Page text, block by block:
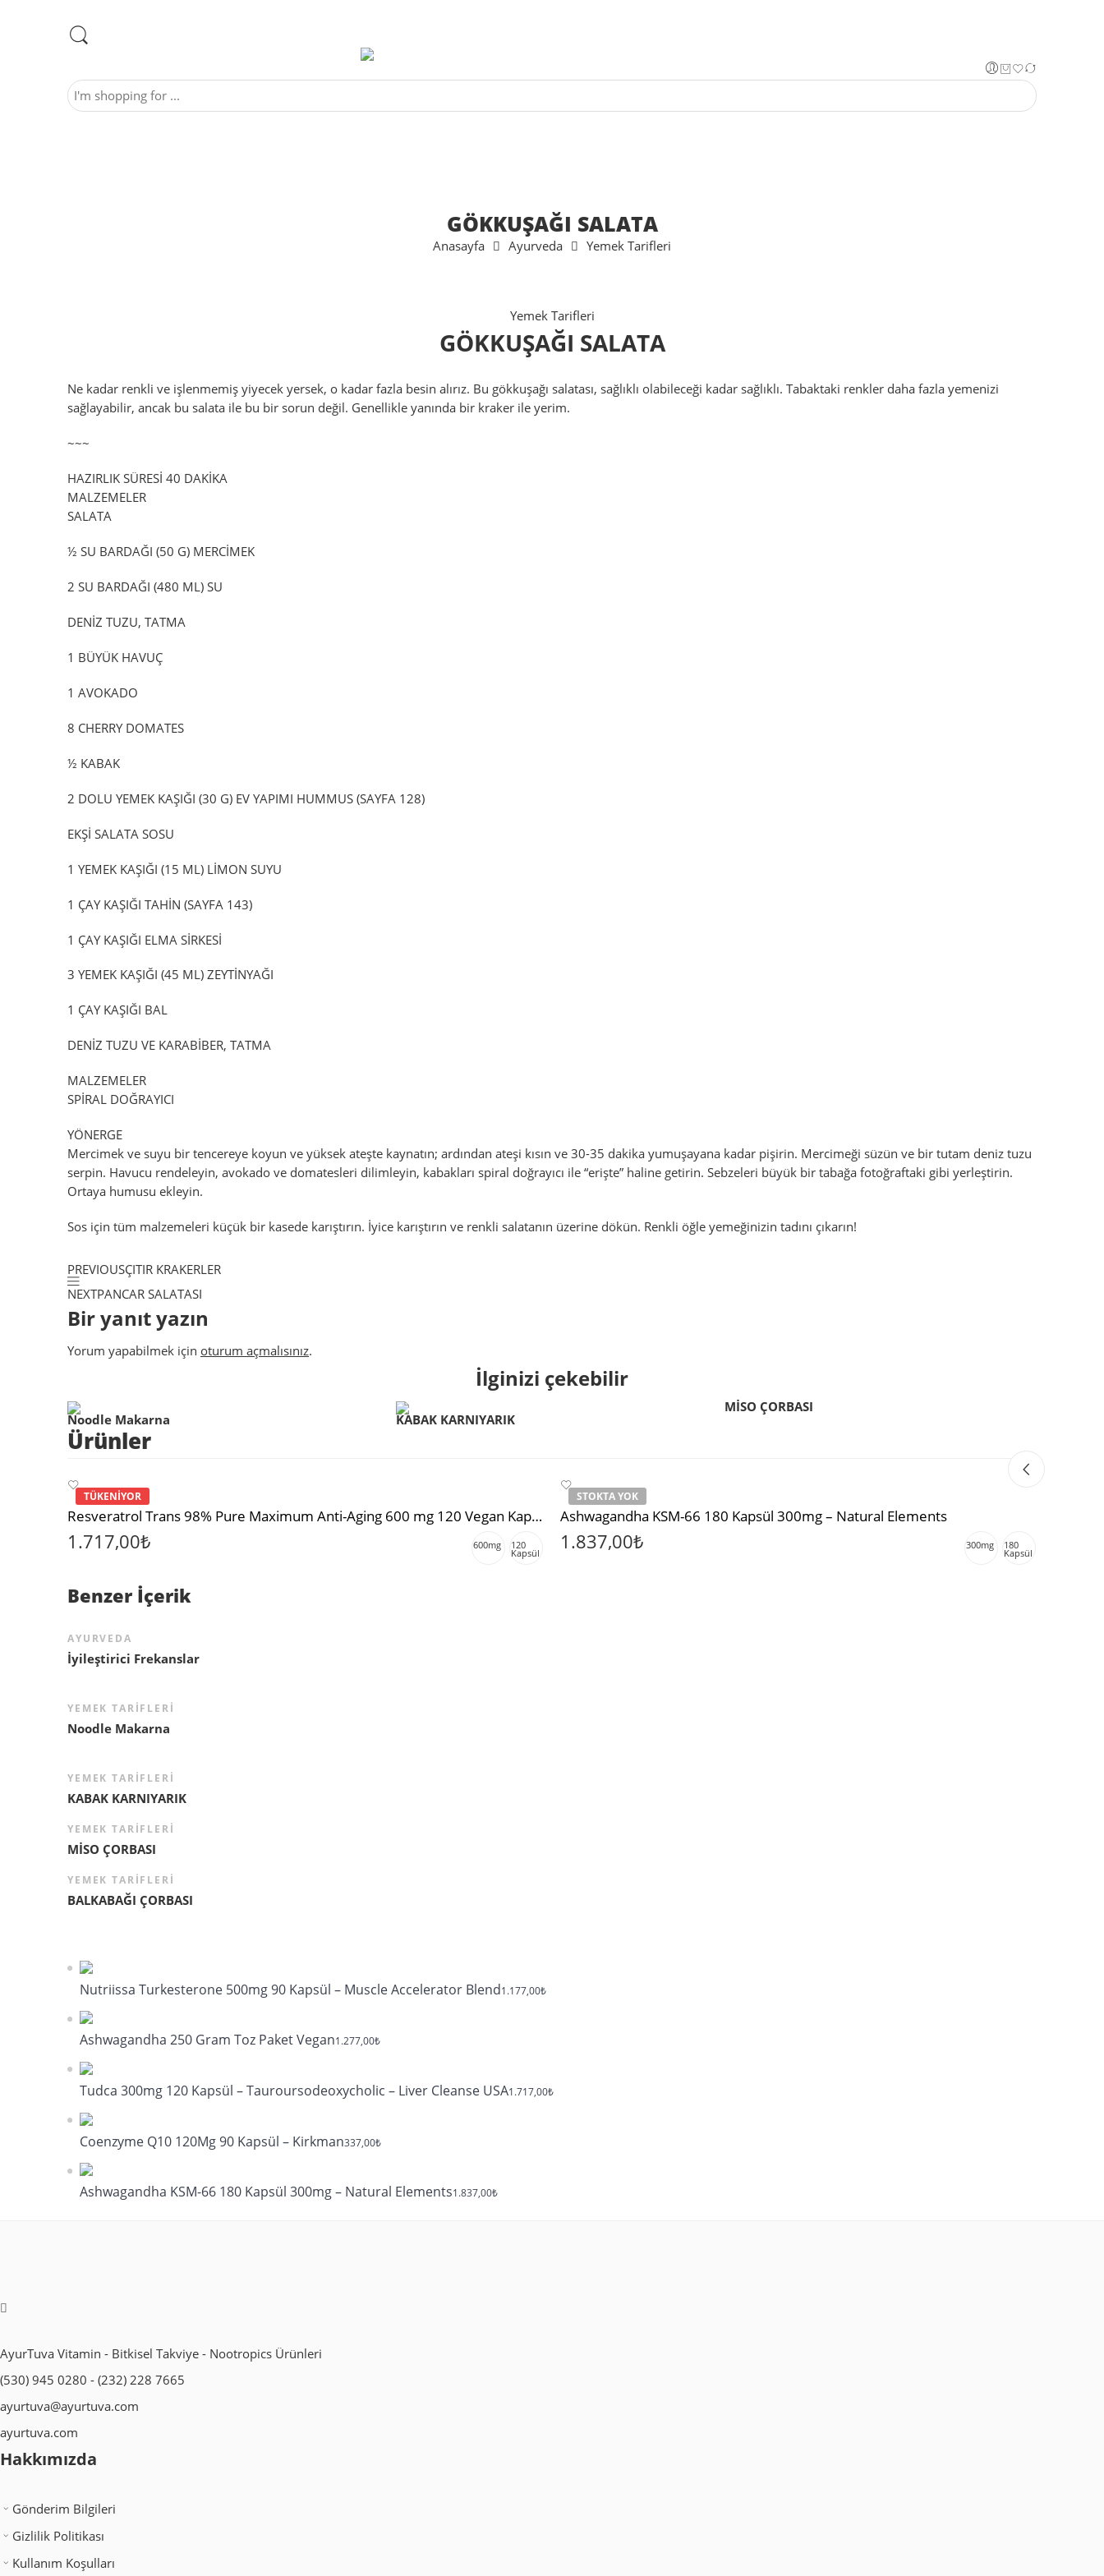
GÖKKUŞAĞI SALATA
Anasayfa Ayurveda Yemek Tarifleri
Yemek Tarifleri
GÖKKUŞAĞI SALATA
Ne kadar renkli ve işlenmemiş yiyecek yersek, o kadar fazla besin alırız. Bu gökkuşağı salatası, sağlıklı olabileceği kadar sağlıklı. Tabaktaki renkler daha fazla yemenizi
sağlayabilir, ancak bu salata ile bu bir sorun değil. Genellikle yanında bir kraker ile yerim.
~~~
HAZIRLIK SÜRESİ 40 DAKİKA
MALZEMELER
SALATA
½ SU BARDAĞI (50 G) MERCİMEK
2 SU BARDAĞI (480 ML) SU
DENİZ TUZU, TATMA
1 BÜYÜK HAVUÇ
1 AVOKADO
8 CHERRY DOMATES
½ KABAK
2 DOLU YEMEK KAŞIĞI (30 G) EV YAPIMI HUMMUS (SAYFA 128)
EKŞİ SALATA SOSU
1 YEMEK KAŞIĞI (15 ML) LİMON SUYU
1 ÇAY KAŞIĞI TAHİN (SAYFA 143)
1 ÇAY KAŞIĞI ELMA SİRKESİ
3 YEMEK KAŞIĞI (45 ML) ZEYTİNYAĞI
1 ÇAY KAŞIĞI BAL
DENİZ TUZU VE KARABİBER, TATMA
MALZEMELER
SPİRAL DOĞRAYICI
YÖNERGE
Mercimek ve suyu bir tencereye koyun ve yüksek ateşte kaynatın; ardından ateşi kısın ve 30-35 dakika yumuşayana kadar pişirin. Mercimeği süzün ve bir tutam deniz tuzu
serpin. Havucu rendeleyin, avokado ve domatesleri dilimleyin, kabakları spiral doğrayıcı ile “erişte” haline getirin. Sebzeleri büyük bir tabağa fotoğraftaki gibi yerleştirin.
Ortaya humusu ekleyin.
Sos için tüm malzemeleri küçük bir kasede karıştırın. İyice karıştırın ve renkli salatanın üzerine dökün. Renkli öğle yemeğinizin tadını çıkarın!
PREVIOUSÇITIR KRAKERLER
NEXTPANCAR SALATASI
Bir yanıt yazın
Yorum yapabilmek için oturum açmalısınız.
İlginizi çekebilir
Noodle Makarna KABAK KARNIYARIK
MİSO ÇORBASI
Ürünler
TÜKENİYOR
Resveratrol Trans 98% Pure Maximum Anti-Aging 600 mg 120 Vegan Kapsül – Wing Naturals
1.717,00₺ 600mg 120
Kapsül
STOKTA YOK
Ashwagandha KSM-66 180 Kapsül 300mg – Natural Elements
1.837,00₺ 300mg 180
Kapsül
Benzer İçerik
AYURVEDA
İyileştirici Frekanslar
YEMEK TARIFLERI
Noodle Makarna
YEMEK TARIFLERI
KABAK KARNIYARIK
YEMEK TARIFLERI
MİSO ÇORBASI
YEMEK TARIFLERI
BALKABAĞI ÇORBASI
Nutriissa Turkesterone 500mg 90 Kapsül – Muscle Accelerator Blend1.177,00₺
Ashwagandha 250 Gram Toz Paket Vegan1.277,00₺
Tudca 300mg 120 Kapsül – Tauroursodeoxycholic – Liver Cleanse USA1.717,00₺
Coenzyme Q10 120Mg 90 Kapsül – Kirkman337,00₺
Ashwagandha KSM-66 180 Kapsül 300mg – Natural Elements1.837,00₺
AyurTuva Vitamin - Bitkisel Takviye - Nootropics Ürünleri
(530) 945 0280 - (232) 228 7665
ayurtuva@ayurtuva.com
ayurtuva.com
Hakkımızda
Gönderim Bilgileri
Gizlilik Politikası
Kullanım Koşulları